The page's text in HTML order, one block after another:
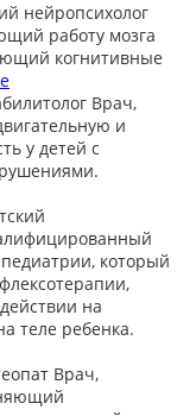
нейропсихолог
работу мозга
когнитивные
Врач,
и
у детей с
который
на
теле ребенка.
Врач,